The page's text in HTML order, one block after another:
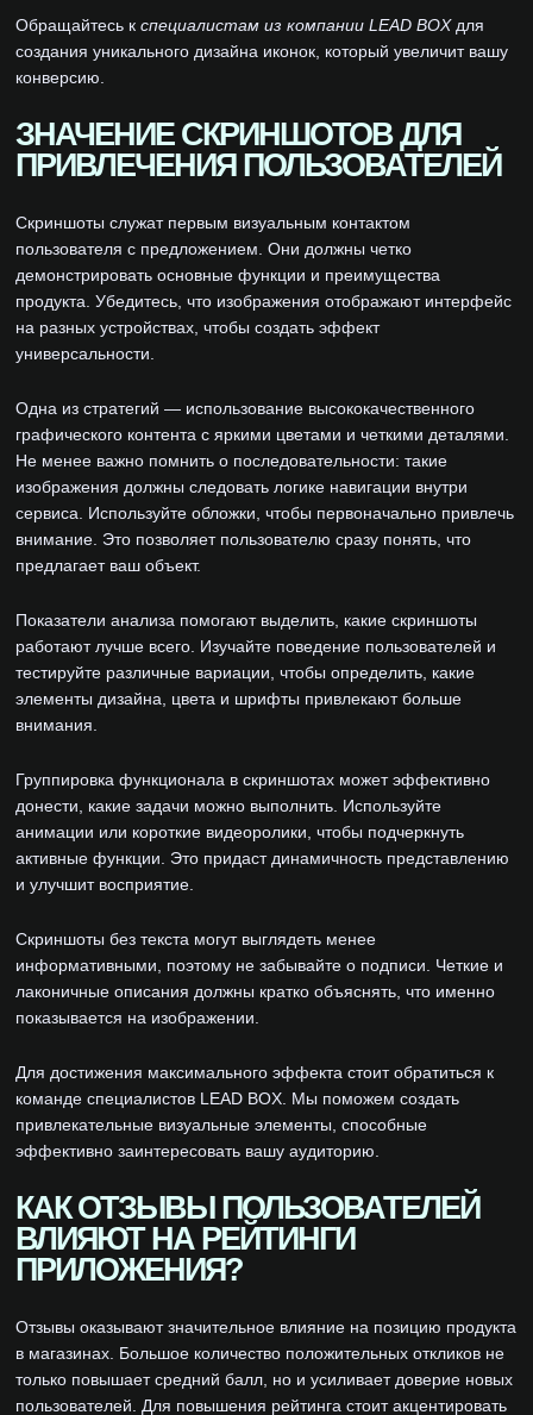
Обращайтесь к специалистам из компании LEAD BOXдля
создания уникального дизайна иконок, который увеличит вашу
конверсию.
ЗНАЧЕНИЕ СКРИНШОТОВ ДЛЯ
ПРИВЛЕЧЕНИЯ ПОЛЬЗОВАТЕЛЕЙ
Скриншоты служат первым визуальным контактом
пользователя с предложением. Они должны четко
демонстрировать основные функции и преимущества
продукта. Убедитесь, что изображения отображают интерфейс
на разных устройствах, чтобы создать эффект
универсальности.
Одна из стратегий — использование высококачественного
графического контента с яркими цветами и четкими деталями.
Не менее важно помнить о последовательности: такие
изображения должны следовать логике навигации внутри
сервиса. Используйте обложки, чтобы первоначально привлечь
внимание. Это позволяет пользователю сразу понять, что
предлагает ваш объект.
Показатели анализа помогают выделить, какие скриншоты
работают лучше всего. Изучайте поведение пользователей и
тестируйте различные вариации, чтобы определить, какие
элементы дизайна, цвета и шрифты привлекают больше
внимания.
Группировка функционала в скриншотах может эффективно
донести, какие задачи можно выполнить. Используйте
анимации или короткие видеоролики, чтобы подчеркнуть
активные функции. Это придаст динамичность представлению
и улучшит восприятие.
Скриншоты без текста могут выглядеть менее
информативными, поэтому не забывайте о подписи. Четкие и
лаконичные описания должны кратко объяснять, что именно
показывается на изображении.
Для достижения максимального эффекта стоит обратиться к
команде специалистов LEAD BOX. Мы поможем создать
привлекательные визуальные элементы, способные
эффективно заинтересовать вашу аудиторию.
КАК ОТЗЫВЫ ПОЛЬЗОВАТЕЛЕЙ
ВЛИЯЮТ НА РЕЙТИНГИ
ПРИЛОЖЕНИЯ?
Отзывы оказывают значительное влияние на позицию продукта
в магазинах. Большое количество положительных откликов не
только повышает средний балл, но и усиливает доверие новых
пользователей. Для повышения рейтинга стоит акцентировать